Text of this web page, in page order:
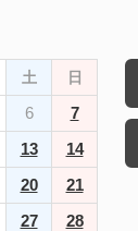
土 日
6
7
13
14
20
21
27
28